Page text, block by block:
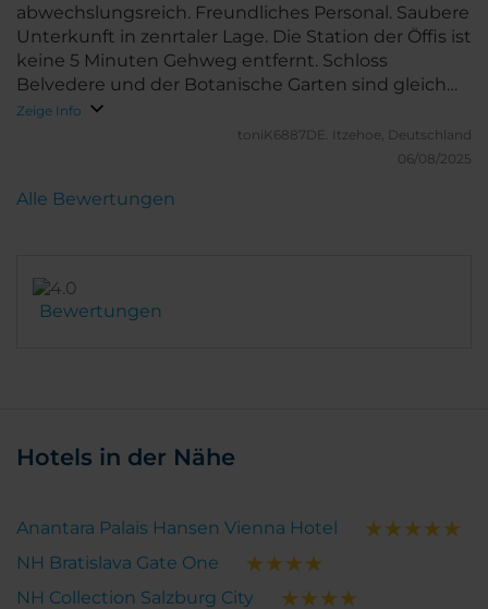
abwechslungsreich. Freundliches Personal. Saubere
Unterkunft in zenrtaler Lage. Die Station der Öffis ist
keine 5 Minuten Gehweg entfernt. Schloss
Belvedere und der Botanische Garten sind gleich
um die Ecke.
Zeige Info
toniK6887DE.
Itzehoe, Deutschland
06/08/2025
Bewertungen
Alle Bewertungen
Hotels in der Nähe
Anantara Palais Hansen Vienna Hotel
NH Bratislava Gate One
NH Collection Salzburg City